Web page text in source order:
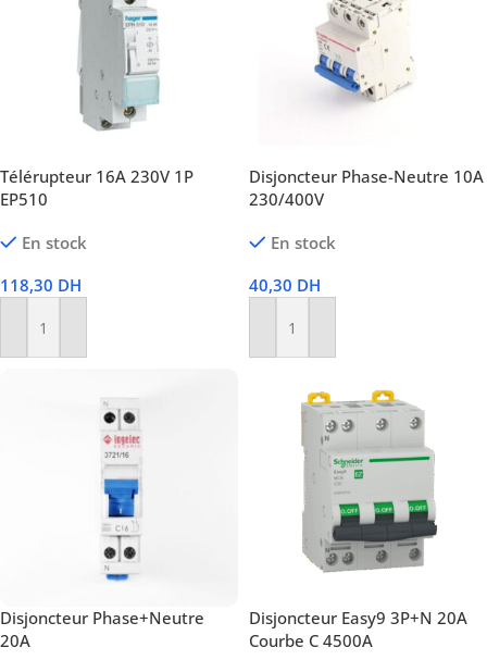
Télérupteur 16A 230V 1P
EP510
En stock
118,30 DH
Ajouter Au Panier
Disjoncteur Phase-Neutre 10A
230/400V
En stock
40,30 DH
Ajouter Au Panier
Disjoncteur Phase+Neutre
20A
Disjoncteur Easy9 3P+N 20A
Courbe C 4500A